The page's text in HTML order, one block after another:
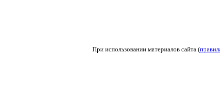
При использовании материалов сайта (